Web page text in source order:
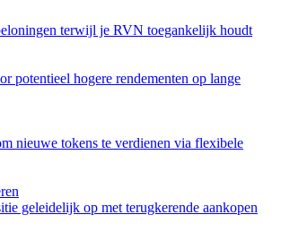
terwijl je RVN toegankelijk houdt
potentieel hogere rendementen op lange
nieuwe tokens te verdienen via flexibele
geleidelijk op met terugkerende aankopen